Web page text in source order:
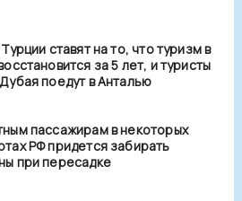
ставят на то, что туризм в
за 5 лет, и туристы
поедут в Анталью
пассажирам в некоторых
РФ придется забирать
при пересадке